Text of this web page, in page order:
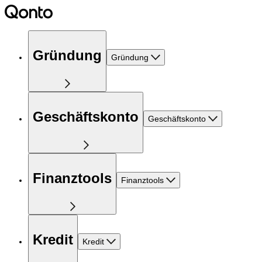
Gründung Gründung
Geschäftskonto Geschäftskonto
Finanztools Finanztools
Kredit Kredit